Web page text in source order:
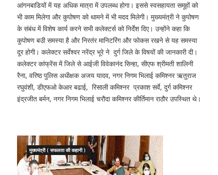
आंगनबाडियों में यह अधिक मात्रा में उपलब्ध होगा। इससे स्वसहायता समूहों को
भी काम मिलेगा और कुपोषण को थामने में भी मदद मिलेगी। मुख्यमंत्री ने कुपोषण
के संबंध में विशेष कार्य करने सभी कलेक्टर्स को निर्देश दिए। उन्होंने कहा कि
कुपोषण बउी समस्या है और निरतंर मानिटरिंग और फोकस रखने से यह समस्या
दूर होगी। कलेक्टर सर्वेश्वर नरेंद्र भूरे ने दुर्ग जिले के विषयों की जानकारी दी।
कलेक्टर कांफ्रेंस में जिले से आईजी विवेकानंद सिन्हा, सीएफ श्रीमती शालिनी
रैना, वरिष्ठ पुलिस अधीक्षक अजय यादव, नगर निगम भिलाई कमिश्नर ऋतुराज
रघुवंशी, डीएफओ केआर बढाई, रिसाली कमिश्नर प्रकाश सर्वे, दुर्ग कमिश्नर
इंद्रजीत बर्मन, नगर निगम भिलाई चरौदा कमिश्नर कीर्तिमान राठौर उपस्थित थे।
मुख्यमंत्री ( सफलता की कहानी )